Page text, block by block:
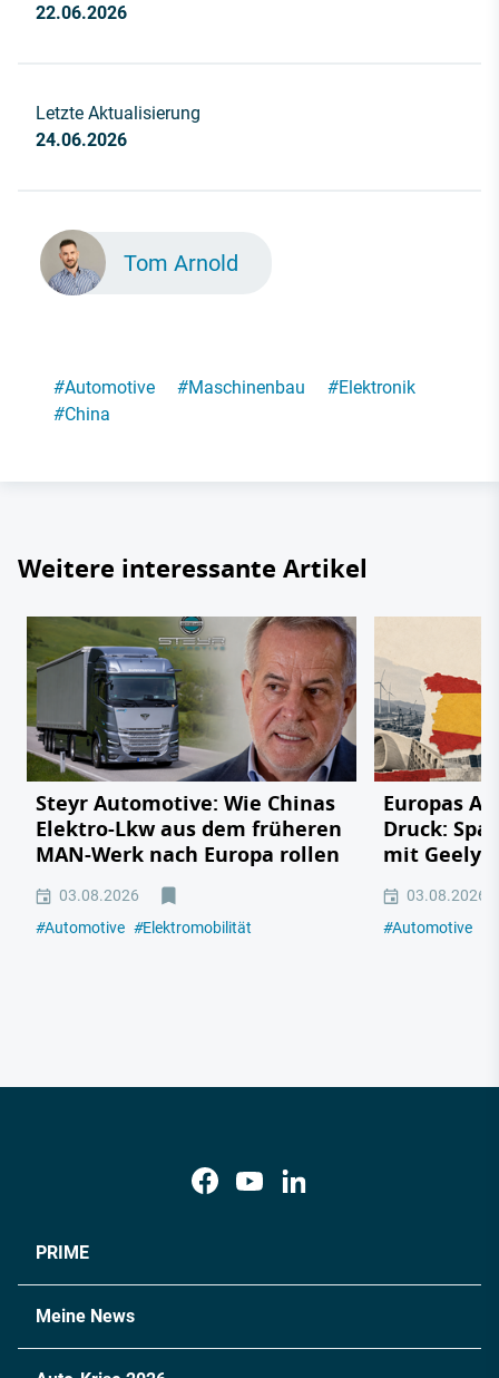
22.06.2026
Letzte Aktualisierung
24.06.2026
Tom Arnold
#Automotive #Maschinenbau #Elektronik
#China
Weitere interessante Artikel
Steyr Automotive: Wie Chinas
Elektro-Lkw aus dem früheren
MAN-Werk nach Europa rollen
03.08.2026
#Automotive #Elektromobilität
Europas
Druck:
mit Geely,
03.08.2026
#Automotive
PRIME
Meine News